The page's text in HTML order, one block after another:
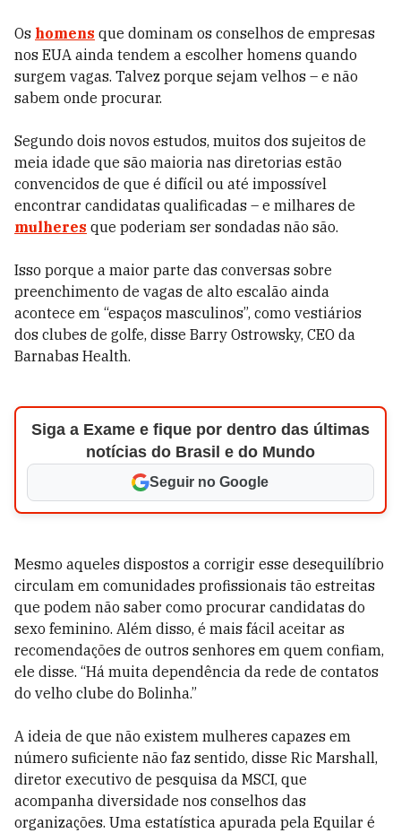
Os homens que dominam os conselhos de empresas
nos EUA ainda tendem a escolher homens quando
surgem vagas. Talvez porque sejam velhos – e não
sabem onde procurar.
Segundo dois novos estudos, muitos dos sujeitos de
meia idade que são maioria nas diretorias estão
convencidos de que é difícil ou até impossível
encontrar candidatas qualificadas – e milhares de
mulheres que poderiam ser sondadas não são.
Isso porque a maior parte das conversas sobre
preenchimento de vagas de alto escalão ainda
acontece em “espaços masculinos”, como vestiários
dos clubes de golfe, disse Barry Ostrowsky, CEO da
Barnabas Health.
Siga a Exame e fique por dentro das últimas
notícias do Brasil e do Mundo
Seguir no Google
Mesmo aqueles dispostos a corrigir esse desequilíbrio
circulam em comunidades profissionais tão estreitas
que podem não saber como procurar candidatas do
sexo feminino. Além disso, é mais fácil aceitar as
recomendações de outros senhores em quem confiam,
ele disse. “Há muita dependência da rede de contatos
do velho clube do Bolinha.”
A ideia de que não existem mulheres capazes em
número suficiente não faz sentido, disse Ric Marshall,
diretor executivo de pesquisa da MSCI, que
acompanha diversidade nos conselhos das
organizações. Uma estatística apurada pela Equilar é